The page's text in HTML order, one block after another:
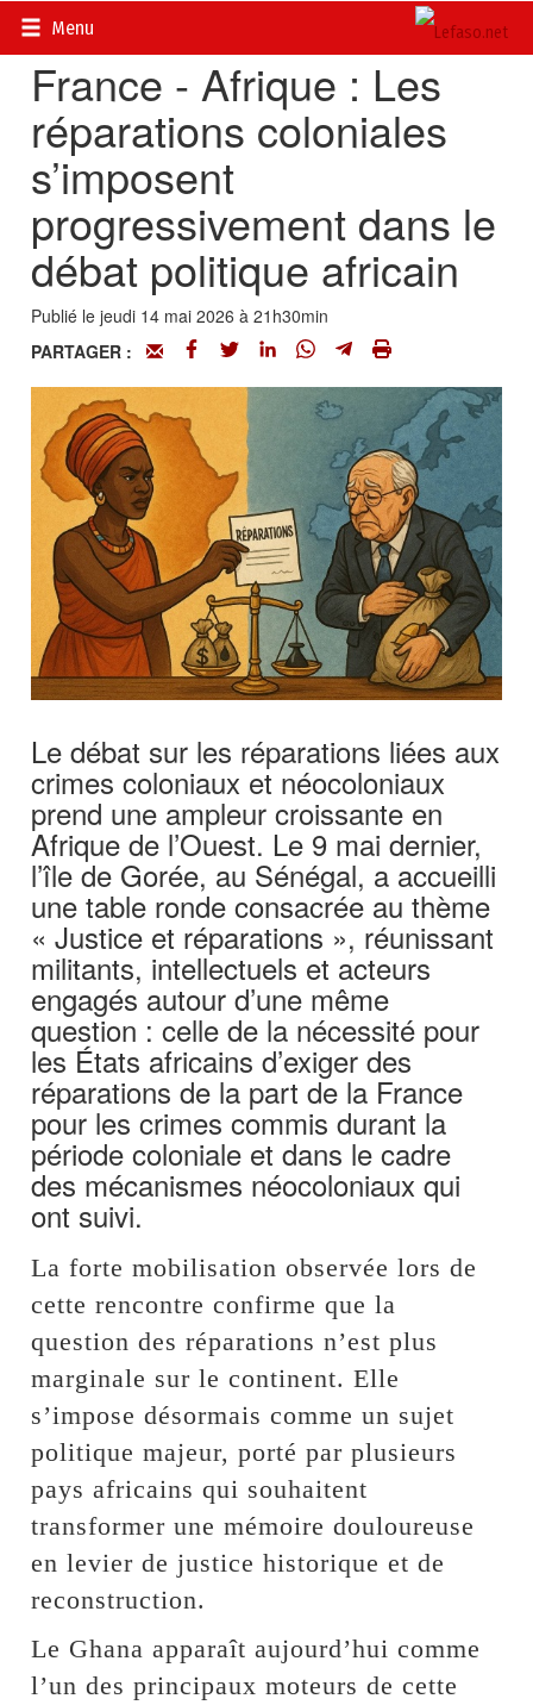
Menu
Accueil>
France - Afrique : Les
réparations coloniales
s’imposent
progressivement dans le
débat politique africain
Publié le jeudi 14 mai 2026 à 21h30min
PARTAGER :
Le débat sur les réparations liées aux
crimes coloniaux et néocoloniaux
prend une ampleur croissante en
Afrique de l’Ouest. Le 9 mai dernier,
l’île de Gorée, au Sénégal, a accueilli
une table ronde consacrée au thème
« Justice et réparations », réunissant
militants, intellectuels et acteurs
engagés autour d’une même
question : celle de la nécessité pour
les États africains d’exiger des
réparations de la part de la France
pour les crimes commis durant la
période coloniale et dans le cadre
des mécanismes néocoloniaux qui
ont suivi.
La forte mobilisation observée lors de
cette rencontre confirme que la
question des réparations n’est plus
marginale sur le continent. Elle
s’impose désormais comme un sujet
politique majeur, porté par plusieurs
pays africains qui souhaitent
transformer une mémoire douloureuse
en levier de justice historique et de
reconstruction.
Le Ghana apparaît aujourd’hui comme
l’un des principaux moteurs de cette